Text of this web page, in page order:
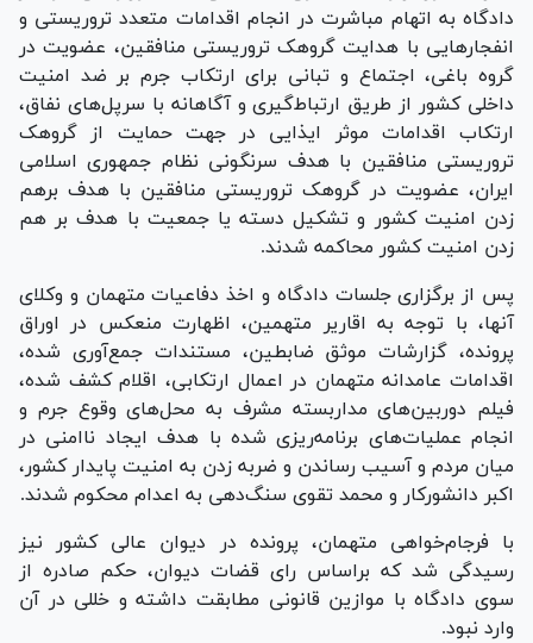
دادگاه به اتهام مباشرت در انجام اقدامات متعدد تروریستی و
انفجار‌هایی با هدایت گروهک تروریستی منافقین، عضویت در
گروه باغی، اجتماع و تبانی برای ارتکاب جرم بر ضد امنیت
داخلی کشور از طریق ارتباط‌گیری و آگاهانه با سرپل‌های نفاق،
ارتکاب اقدامات موثر ایذایی در جهت حمایت از گروهک
تروریستی منافقین با هدف سرنگونی نظام جمهوری اسلامی
ایران، عضویت در گروهک تروریستی منافقین با هدف برهم
زدن امنیت کشور و تشکیل دسته یا جمعیت با هدف بر هم
زدن امنیت کشور محاکمه شدند.
پس از برگزاری جلسات دادگاه و اخذ دفاعیات متهمان و وکلای
آنها، با توجه به اقاریر متهمین، اظهارت منعکس در اوراق
پرونده، گزارشات موثق ضابطین، مستندات جمع‌آوری شده،
اقدامات عامدانه متهمان در اعمال ارتکابی، اقلام کشف شده،
فیلم دوربین‌های مداربسته مشرف به محل‌های وقوع جرم و
انجام عملیات‌های برنامه‌ریزی شده با هدف ایجاد ناامنی در
میان مردم و آسیب رساندن و ضربه زدن به امنیت پایدار کشور،
اکبر دانشورکار و محمد تقوی سنگ‌دهی به اعدام محکوم شدند.
با فرجام‌خواهی متهمان، پرونده در دیوان عالی کشور نیز
رسیدگی شد که براساس رای قضات دیوان، حکم صادره از
سوی دادگاه با موازین قانونی مطابقت داشته و خللی در آن
وارد نبود.